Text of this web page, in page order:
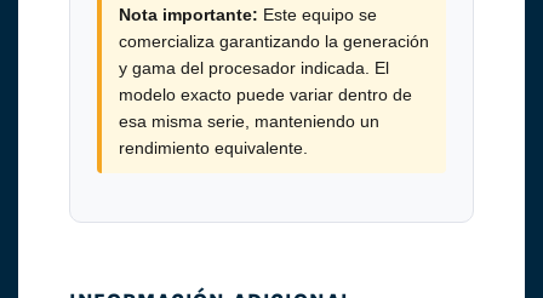
Nota importante: Este equipo se
comercializa garantizando la generación
y gama del procesador indicada. El
modelo exacto puede variar dentro de
esa misma serie, manteniendo un
rendimiento equivalente.